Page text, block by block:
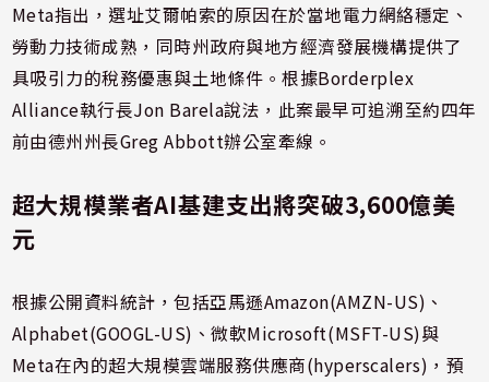
Meta指出，選址艾爾帕索的原因在於當地電力網絡穩定、
勞動力技術成熟，同時州政府與地方經濟發展機構提供了
具吸引力的稅務優惠與土地條件。根據Borderplex
Alliance執行長Jon Barela說法，此案最早可追溯至約四年
前由德州州長Greg Abbott辦公室牽線。
超大規模業者AI基建支出將突破3,600億美
元
根據公開資料統計，包括亞馬遜Amazon(AMZN-US)、
Alphabet(GOOGL-US)、微軟Microsoft(MSFT-US)與
Meta在內的超大規模雲端服務供應商(hyperscalers)，預